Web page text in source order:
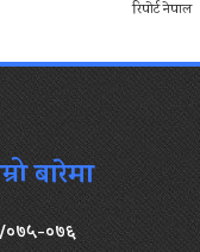
रिपोर्ट नेपाल
बारेमा
०७५-०७६